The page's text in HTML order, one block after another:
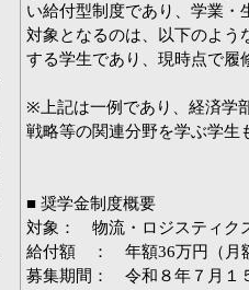
い給付型制度であり、学業・
対象となるのは、以下のよう
する学生であり、現時点で履
※上記は一例であり、経済学
戦略等の関連分野を学ぶ学生
■ 奨学金制度概要
対象： 物流・ロジスティク
給付額 ： 年額36万円（月
募集期間： 令和８年７月１